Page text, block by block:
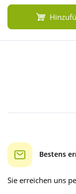
Bestens
Sie erreichen uns